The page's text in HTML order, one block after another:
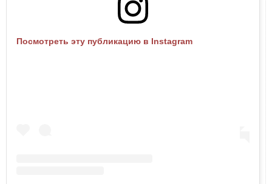
Посмотреть эту публикацию в Instagram